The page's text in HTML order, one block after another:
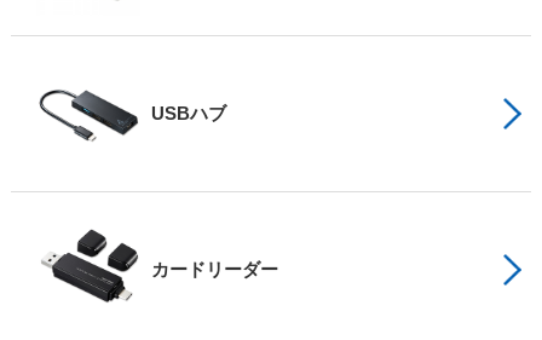
USBハブ
カードリーダー